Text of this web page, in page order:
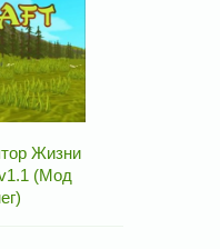
Жизни
(Мод